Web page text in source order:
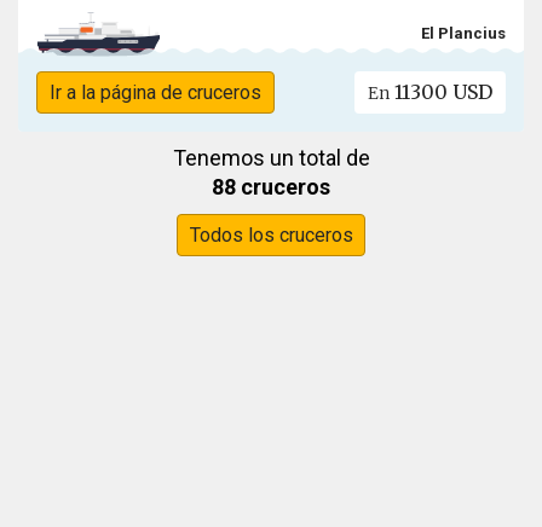
El Plancius
Ir a la página de cruceros En 11300 USD
Tenemos un total de
88 cruceros
Todos los cruceros